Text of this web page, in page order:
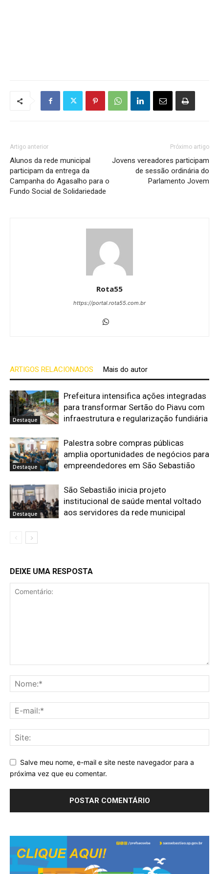
Artigo anterior
Alunos da rede municipal
participam da entrega da
Campanha do Agasalho para o
Fundo Social de Solidariedade
Próximo artigo
Jovens vereadores participam
de sessão ordinária do
Parlamento Jovem
Rota55
https://portal.rota55.com.br
ARTIGOS RELACIONADOS Mais do autor
Destaque
Prefeitura intensifica ações integradas
para transformar Sertão do Piavu com
infraestrutura e regularização fundiária
Destaque
Palestra sobre compras públicas
amplia oportunidades de negócios para
empreendedores em São Sebastião
Destaque
São Sebastião inicia projeto
institucional de saúde mental voltado
aos servidores da rede municipal
DEIXE UMA RESPOSTA
Salve meu nome, e-mail e site neste navegador para a
próxima vez que eu comentar.